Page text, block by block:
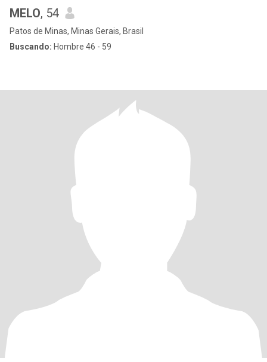
MELO, 54
Patos de Minas, Minas Gerais, Brasil
Buscando: Hombre 46 - 59